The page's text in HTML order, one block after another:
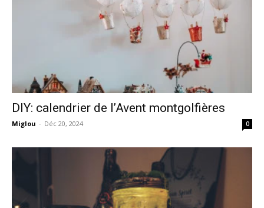
DIY: calendrier de l’Avent montgolfières
Miglou - Déc 20, 2024 0